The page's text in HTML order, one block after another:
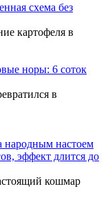
схема без
картофеля в
норы: 6 соток
в
народным настоем
эффект длится до
кошмар